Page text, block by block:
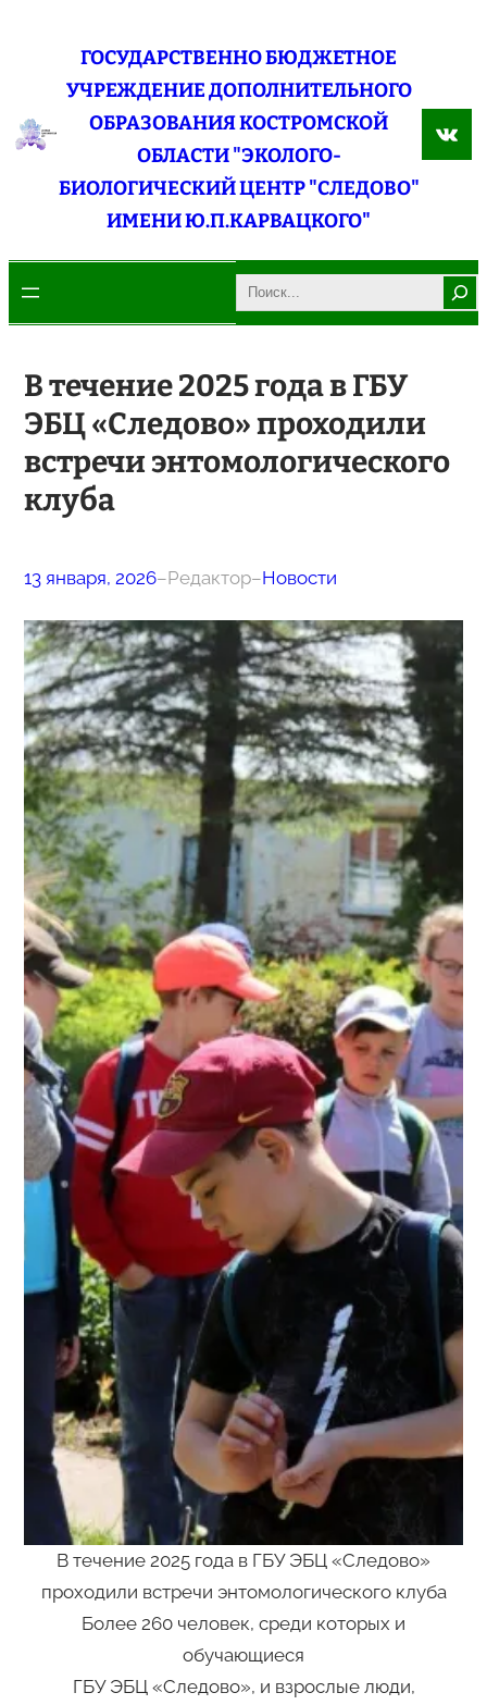
содержимому
ГОСУДАРСТВЕННО БЮДЖЕТНОЕ
УЧРЕЖДЕНИЕ ДОПОЛНИТЕЛЬНОГО
ОБРАЗОВАНИЯ КОСТРОМСКОЙ
ОБЛАСТИ "ЭКОЛОГО-
БИОЛОГИЧЕСКИЙ ЦЕНТР "СЛЕДОВО"
ИМЕНИ Ю.П.КАРВАЦКОГО"
Search
В течение 2025 года в ГБУ
ЭБЦ «Следово» проходили
встречи энтомологического
клуба
13 января, 2026–Редактор–Новости
В течение 2025 года в ГБУ ЭБЦ «Следово»
проходили встречи энтомологического клуба
Более 260 человек, среди которых и
обучающиеся
ГБУ ЭБЦ «Следово», и взрослые люди,